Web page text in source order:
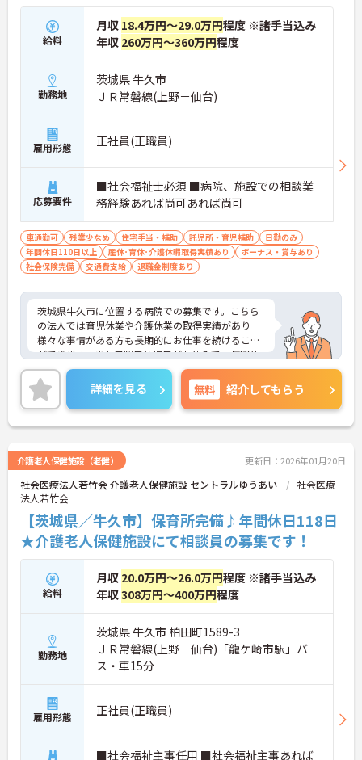
給料
月収 18.4万円～29.0万円程度 ※諸手当込み
年収 260万円～360万円程度
勤務地
茨城県 牛久市
ＪＲ常磐線(上野－仙台)
雇用形態 正社員(正職員)
応募要件
■社会福祉士必須 ■病院、施設での相談業
務経験あれば尚可あれば尚可
車通勤可 残業少なめ 住宅手当・補助 託児所・育児補助
日勤のみ
年間休日110日以上
産休･育休･介護休暇取得実績あり
ボーナス・賞与あり
社会保険完備
交通費支給 退職金制度あり
茨城県牛久市に位置する病院での募集です。こちら
の法人では育児休業や介護休業の取得実績があり
様々な事情がある方も長期的にお仕事を続けること
ができます。また日曜日と祝日がお休みで、年間休
日の118日あり、しっかりと休暇を取りたい方も安
心です。ご興味のある方はご面接のポイントをお伝
えしますので、お気軽にお問い合わせください。
詳細を見る 無料 紹介してもらう
介護老人保健施設（老健） 更新日：2026年01月20日
社会医療法人若竹会 介護老人保健施設 セントラルゆうあい
社会医療
法人若竹会
【茨城県／牛久市】保育所完備♪年間休日118日
★介護老人保健施設にて相談員の募集です！
給料
月収 20.0万円～26.0万円程度 ※諸手当込み
年収308万円～400万円程度
勤務地
茨城県 牛久市 柏田町1589-3
ＪＲ常磐線(上野－仙台)「龍ケ崎市駅」バ
ス・車15分
雇用形態 正社員(正職員)
■社会福祉主事任用 ■社会福祉主事あれば